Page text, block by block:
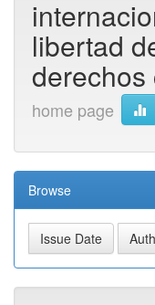
libertad
derechos
home page
Browse